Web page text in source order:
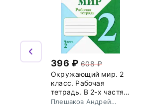
396
608
Окружающий мир. 2
класс. Рабочая
тетрадь. В 2-х частях.
Часть 2. ФГОС
Плешаков Андрей